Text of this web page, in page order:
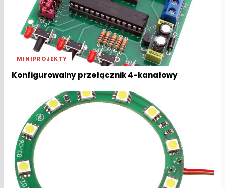
MINIPROJEKTY
Konfigurowalny przełącznik 4-kanałowy